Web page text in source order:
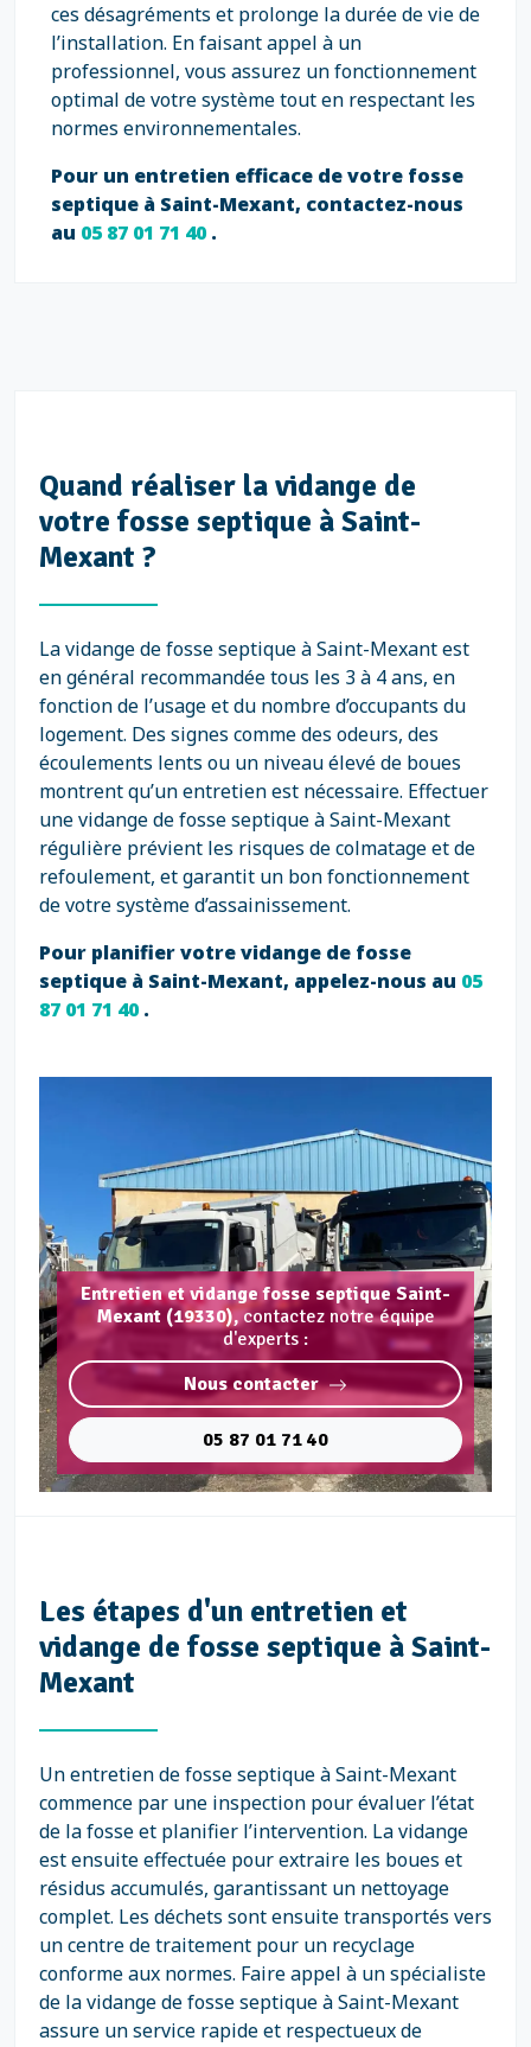
ces désagréments et prolonge la durée de vie de
l’installation. En faisant appel à un
professionnel, vous assurez un fonctionnement
optimal de votre système tout en respectant les
normes environnementales.
Pour un entretien efficace de votre fosse
septique à Saint-Mexant, contactez-nous
au 05 87 01 71 40.
Quand réaliser la vidange de
votre fosse septique à Saint-
Mexant ?
La vidange de fosse septique à Saint-Mexant est
en général recommandée tous les 3 à 4 ans, en
fonction de l’usage et du nombre d’occupants du
logement. Des signes comme des odeurs, des
écoulements lents ou un niveau élevé de boues
montrent qu’un entretien est nécessaire. Effectuer
une vidange de fosse septique à Saint-Mexant
régulière prévient les risques de colmatage et de
refoulement, et garantit un bon fonctionnement
de votre système d’assainissement.
Pour planifier votre vidange de fosse
septique à Saint-Mexant, appelez-nous au 05
87 01 71 40.
Entretien et vidange fosse septique Saint-
Mexant (19330),contactez notre équipe
d'experts :
Nous contacter
05 87 01 71 40
Les étapes d'un entretien et
vidange de fosse septique à Saint-
Mexant
Un entretien de fosse septique à Saint-Mexant
commence par une inspection pour évaluer l’état
de la fosse et planifier l’intervention. La vidange
est ensuite effectuée pour extraire les boues et
résidus accumulés, garantissant un nettoyage
complet. Les déchets sont ensuite transportés vers
un centre de traitement pour un recyclage
conforme aux normes. Faire appel à un spécialiste
de la vidange de fosse septique à Saint-Mexant
assure un service rapide et respectueux de